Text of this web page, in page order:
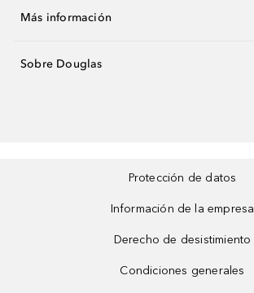
Más información
Sobre Douglas
Protección de datos
Información de la empresa
Derecho de desistimiento
Condiciones generales